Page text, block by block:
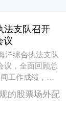
法支队召开
议
洋综合执法支队
议，全面回顾总
工作成绩，展
间重点目标任
的股票场外配